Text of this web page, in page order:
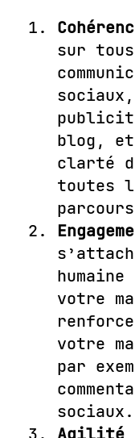
sur
blog,
clarté
toutes
votre
votre
par
sociaux.
Agilité